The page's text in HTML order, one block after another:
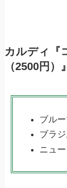
カルディ『
（2500円）
ブル
ブラ
ニュ